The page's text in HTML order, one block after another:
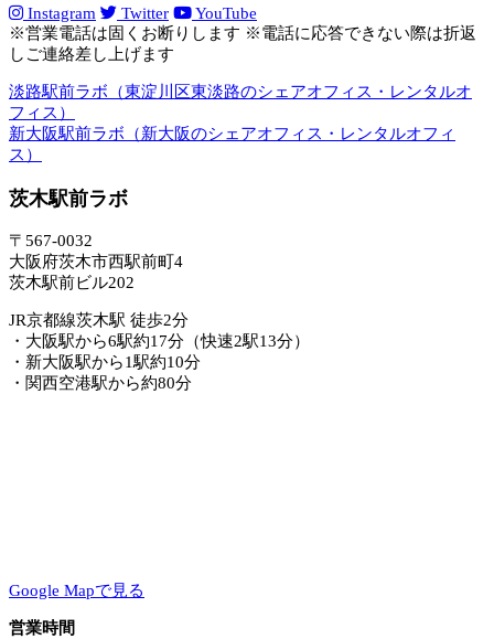
Instagram Twitter
YouTube
※営業電話は固くお断りします ※電話に応答できない際は折返
しご連絡差し上げます
淡路駅前ラボ（東淀川区東淡路のシェアオフィス・レンタルオ
フィス）
新大阪駅前ラボ（新大阪のシェアオフィス・レンタルオフィ
ス）
茨木駅前ラボ
〒567-0032
大阪府茨木市西駅前町4
茨木駅前ビル202
JR京都線茨木駅 徒歩2分
・大阪駅から6駅約17分（快速2駅13分）
・新大阪駅から1駅約10分
・関西空港駅から約80分
Google Mapで見る
営業時間